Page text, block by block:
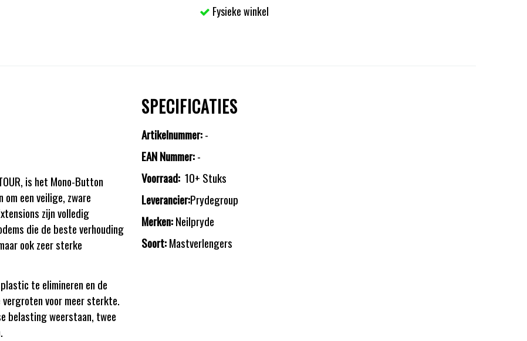
Fysieke winkel
is het Mono-Button
een veilige, zware
zijn volledig
die de beste verhouding
ook zeer sterke
te elimineren en de
voor meer sterkte.
belasting weerstaan, twee
SPECIFICATIES
Artikelnummer:-
EAN Nummer:-
Voorraad: 10+ Stuks
Leverancier:Prydegroup
Merken:Neilpryde
Soort:Mastverlengers